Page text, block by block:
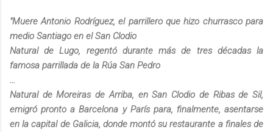
"Muere Antonio Rodríguez, el parrillero que hizo churrasco para
medio Santiago en el San Clodio
Natural de Lugo, regentó durante más de tres décadas la
famosa parrillada de la Rúa San Pedro
...
Natural de Moreiras de Arriba, en San Clodio de Ribas de Sil,
emigró pronto a Barcelona y París para, finalmente, asentarse
en la capital de Galicia, donde montó su restaurante a finales de